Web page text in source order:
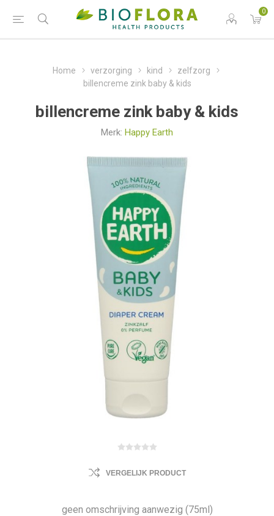
0
Home verzorging kind
zelfzorg
billencreme zink baby & kids
billencreme zink baby & kids
Merk: Happy Earth
VERGELIJK PRODUCT
geen omschrijving aanwezig (75ml)